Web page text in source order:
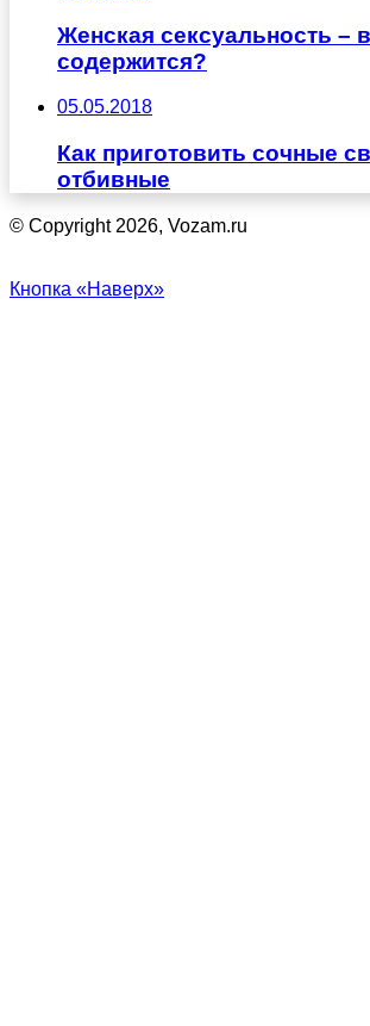
Женская сексуальность –
содержится?
05.05.2018
Как приготовить сочные
отбивные
© Copyright 2026, Vozam.ru
Кнопка «Наверх»